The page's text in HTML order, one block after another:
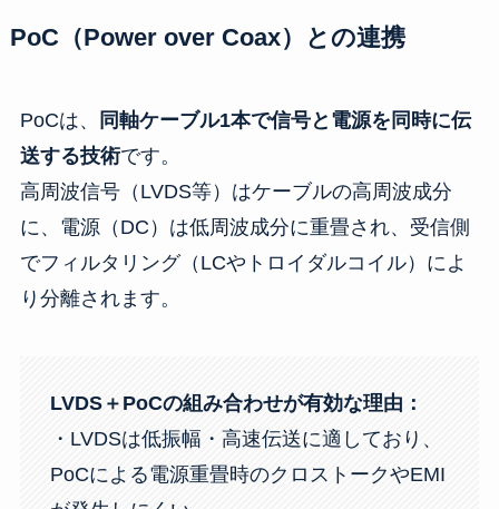
PoC（Power over Coax）との連携
PoCは、
同軸ケーブル1本で信号と電源を同時に伝
送する技術です。
高周波信号（LVDS等）はケーブルの高周波成分
に、電源（DC）は低周波成分に重畳され、受信側
でフィルタリング（LCやトロイダルコイル）によ
り分離されます。
LVDS＋PoCの組み合わせが有効な理由：
・LVDSは低振幅・高速伝送に適しており、
PoCによる電源重畳時のクロストークやEMI